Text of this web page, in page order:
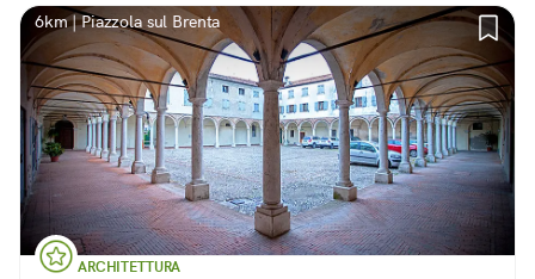
6km | Piazzola sul Brenta
ARCHITETTURA